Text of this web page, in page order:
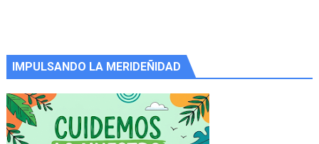
IMPULSANDO LA MERIDEÑIDAD